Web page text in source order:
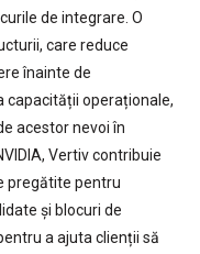
de integrare. O
care reduce
înainte de
capacității operaționale,
acestor nevoi în
Vertiv contribuie
pregătite pentru
și blocuri de
a ajuta clienții să